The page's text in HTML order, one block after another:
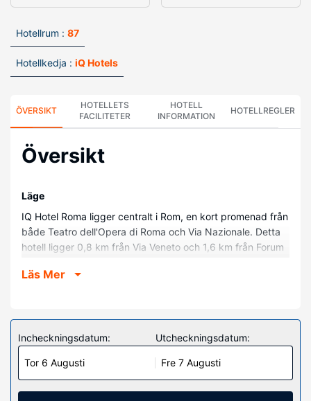
Hotellrum : 87
Hotellkedja : iQ Hotels
ÖVERSIKT
HOTELLETS
FACILITETER
HOTELL
INFORMATION
HOTELLREGLER
Översikt
Läge
IQ Hotel Roma ligger centralt i Rom, en kort promenad från
både Teatro dell'Opera di Roma och Via Nazionale. Detta
hotell ligger 0,8 km från Via Veneto och 1,6 km från Forum
Hotellrum
och smart-tv. Sängen har memory foam-madrass och
duntäcken. Gratis wi-fi gör att du kan hålla dig
uppkopplad, och digital-tv erbjuder underhållning. Privat
badrum med gratis toalettartiklar och bidéer.
Läs Mer
Incheckningsdatum:
Tor 6 Augusti
Utcheckningsdatum:
Fre 7 Augusti